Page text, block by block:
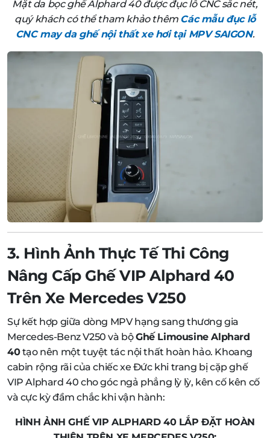
Mặt da bọc ghế Alphard 40 được đục lỗ CNC sắc nét,
quý khách có thể tham khảo thêm Các mẫu đục lỗ
CNC may da ghế nội thất xe hơi tại MPV SAIGON.
3. Hình Ảnh Thực Tế Thi Công
Nâng Cấp Ghế VIP Alphard 40
Trên Xe Mercedes V250
Sự kết hợp giữa dòng MPV hạng sang thương gia
Mercedes-Benz V250 và bộGhế Limousine Alphard
40tạo nên một tuyệt tác nội thất hoàn hảo. Khoang
cabin rộng rãi của chiếc xe Đức khi trang bị cặp ghế
VIP Alphard 40 cho góc ngả phẳng lỳ lỳ, kên cố kên cố
và cực kỳ đầm chắc khi vận hành:
HÌNH ẢNH GHẾ VIP ALPHARD 40 LẮP ĐẶT HOÀN